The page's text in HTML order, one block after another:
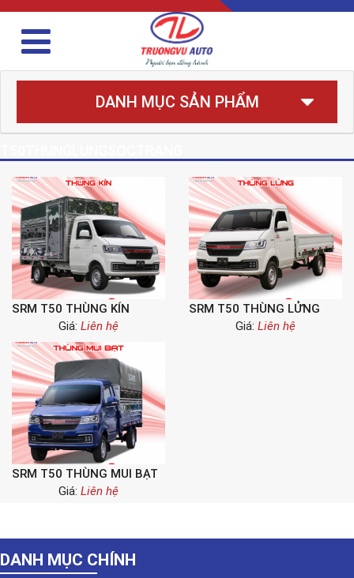
DANH MỤC SẢN PHẨM
SRM T50 THÙNG KÍN
Giá: Liên hệ
SRM T50 THÙNG LỬNG
Giá: Liên hệ
SRM T50 THÙNG MUI BẠT
Giá: Liên hệ
DANH MỤC CHÍNH